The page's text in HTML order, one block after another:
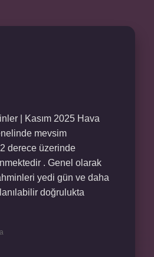
| Kasım 2025 Hava
mevsim
derece üzerinde
. Genel olarak
yedi gün ve daha
doğrulukta